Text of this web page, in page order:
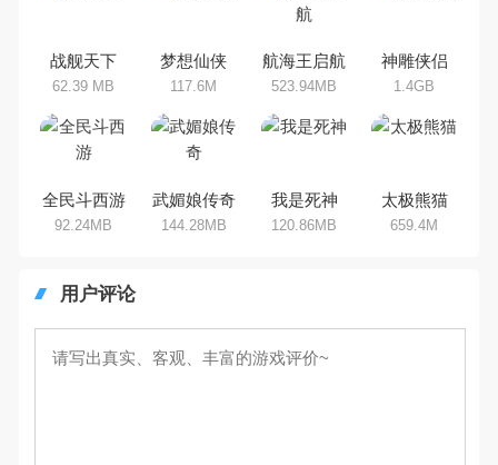
乐途下载站小编芒果味的怪咖给大
集，欢迎大家前来选择下载体验
战舰天下
62.39 MB
梦想仙侠
117.6M
航海王启航
523.94MB
神雕侠侣
1.4GB
全民斗西游
92.24MB
武媚娘传奇
144.28MB
我是死神
120.86MB
太极熊猫
659.4M
用户评论